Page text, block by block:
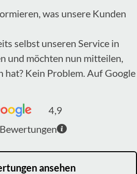
was unsere Kunden
selbst unseren Service in
und möchten nun mitteilen,
hat? Kein Problem. Auf Google
4,9
Bewertungen
ansehen